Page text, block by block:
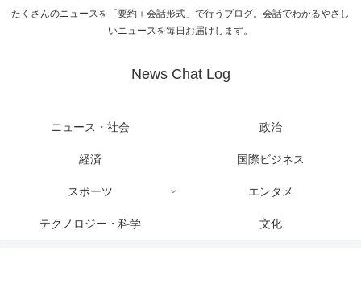
たくさんのニュースを「要約＋会話形式」で行うブログ。会話でわかるやさし
いニュースを毎日お届けします。
News Chat Log
ニュース・社会 政治
経済 国際ビジネス
スポーツ エンタメ
テクノロジー・科学 文化